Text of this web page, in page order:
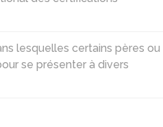
lesquelles certains pères ou
se présenter à divers